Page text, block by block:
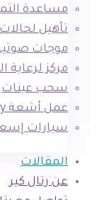
مساعدة
تأهيل
موجات
مركز لرعاية
سحب عينات
عمل أشعة x-ray بالمنزل
سيارات
المقالات
عن رتال كير